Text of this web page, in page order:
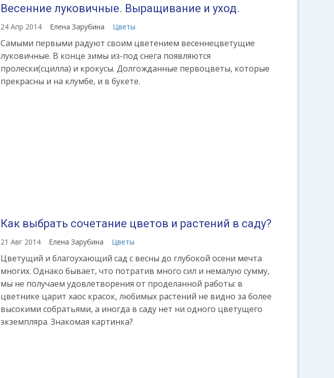
Весенние луковичные. Выращивание и уход.
24 Апр 2014 Елена Зарубина Цветы
Самыми первыми радуют своим цветением весеннецветущие
луковичные. В конце зимы из-под снега появляются
пролески(сцилла) и крокусы. Долгожданные первоцветы, которые
прекрасны и на клумбе, и в букете.
Как выбрать сочетание цветов и растений в саду?
21 Авг 2014 Елена Зарубина Цветы
Цветущий и благоухающий сад с весны до глубокой осени мечта
многих. Однако бывает, что потратив много сил и немалую сумму,
мы не получаем удовлетворения от проделанной работы: в
цветнике царит хаос красок, любимых растений не видно за более
высокими собратьями, а иногда в саду нет ни одного цветущего
экземпляра. Знакомая картинка?